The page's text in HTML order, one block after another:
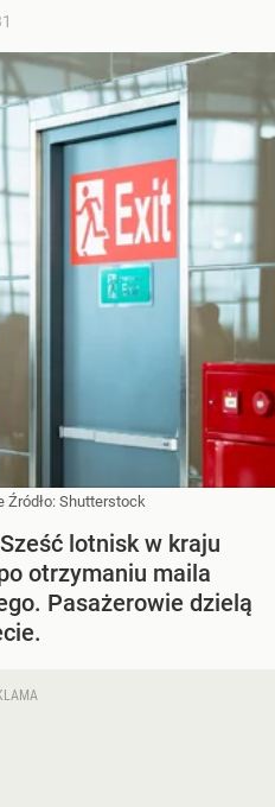
Źródło: Shutterstock
lotnisk w kraju
otrzymaniu maila
Pasażerowie dzielą